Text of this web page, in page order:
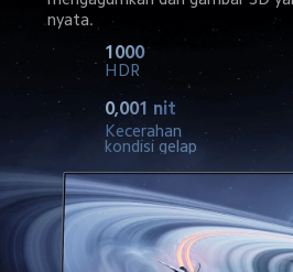
nyata.
1000
HDR
0,001 nit
Kecerahan
kondisi gelap